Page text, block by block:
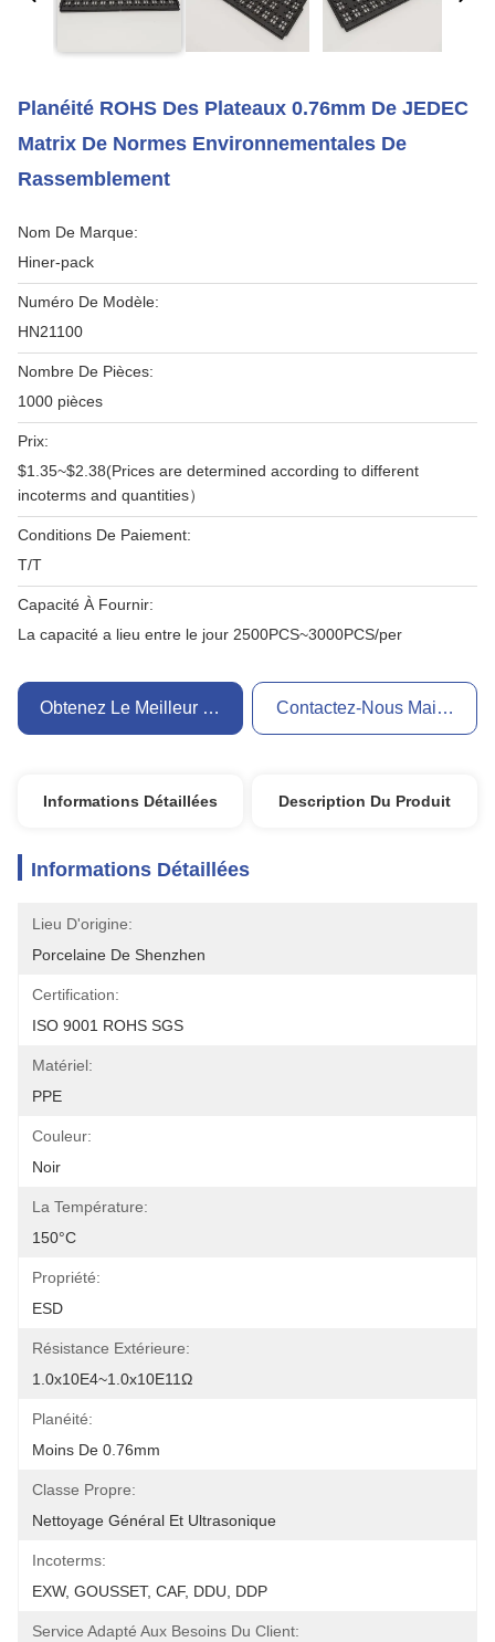
Planéité ROHS Des Plateaux 0.76mm De JEDEC
Matrix De Normes Environnementales De
Rassemblement
Nom De Marque:
Hiner-pack
Numéro De Modèle:
HN21100
Nombre De Pièces:
1000 pièces
Prix:
$1.35~$2.38(Prices are determined according to different
incoterms and quantities）
Conditions De Paiement:
T/T
Capacité À Fournir:
La capacité a lieu entre le jour 2500PCS~3000PCS/per
Obtenez Le Meilleur Prix Contactez-Nous Maintenant
Informations Détaillées Description Du Produit
Informations Détaillées
Lieu D'origine:
Porcelaine De Shenzhen
Certification:
ISO 9001 ROHS SGS
Matériel:
PPE
Couleur:
Noir
La Température:
150°C
Propriété:
ESD
Résistance Extérieure:
1.0x10E4~1.0x10E11Ω
Planéité:
Moins De 0.76mm
Classe Propre:
Nettoyage Général Et Ultrasonique
Incoterms:
EXW, GOUSSET, CAF, DDU, DDP
Service Adapté Aux Besoins Du Client: